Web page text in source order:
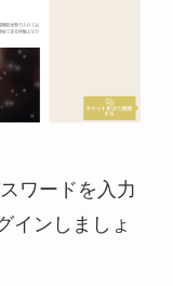
ワードを入力
インしましょ